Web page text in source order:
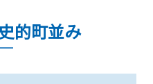
的町並み